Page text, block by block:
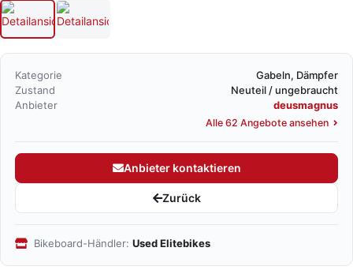
Kategorie
Gabeln, Dämpfer
Zustand
Neuteil / ungebraucht
Anbieter
deusmagnus
Alle 62 Angebote ansehen
Anbieter kontaktieren
Zurück
Bikeboard-Händler: Used Elitebikes